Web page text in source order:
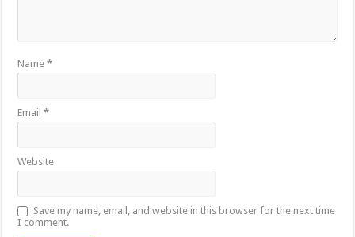
Name*
Email*
Website
Save my name, email, and website in this browser for the next time
I comment.